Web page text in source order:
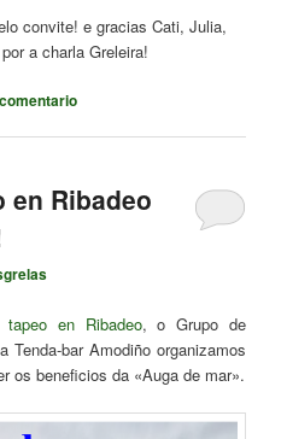
convite! e gracias Cati, Julia,
a charla Greleira!
en Ribadeo
tapeo en Ribadeo, o Grupo de
bar Amodiño organizamos
os beneficios da «Auga de mar».